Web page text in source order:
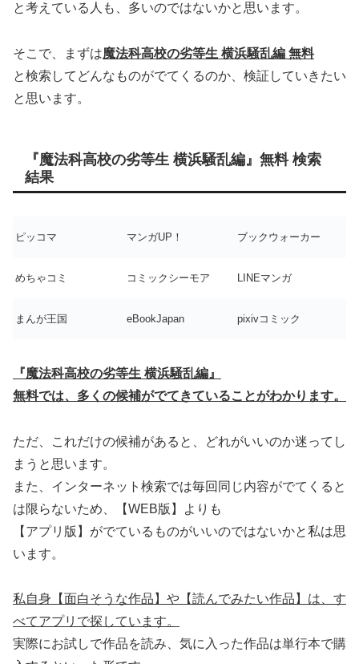
と考えている人も、多いのではないかと思います。
そこで、まずは魔法科高校の劣等生 横浜騒乱編 無料
と検索してどんなものがでてくるのか、検証していきたい
と思います。
『魔法科高校の劣等生 横浜騒乱編』無料 検索
結果
ピッコマ マンガUP！ ブックウォーカー
めちゃコミ コミックシーモア LINEマンガ
まんが王国 eBookJapan pixivコミック
『魔法科高校の劣等生 横浜騒乱編』
無料では、多くの候補がでてきていることがわかります。
ただ、これだけの候補があると、どれがいいのか迷ってし
まうと思います。
また、インターネット検索では毎回同じ内容がでてくると
は限らないため、【WEB版】よりも
【アプリ版】がでているものがいいのではないかと私は思
います。
私自身【面白そうな作品】や【読んでみたい作品】は、す
べてアプリで探しています。
実際にお試しで作品を読み、気に入った作品は単行本で購